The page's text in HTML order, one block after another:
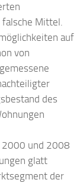
falsche Mittel.
auf
von
des
2000 und 2008
glatt
der